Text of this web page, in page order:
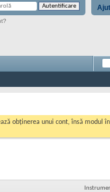
obținerea unui cont, însă modul